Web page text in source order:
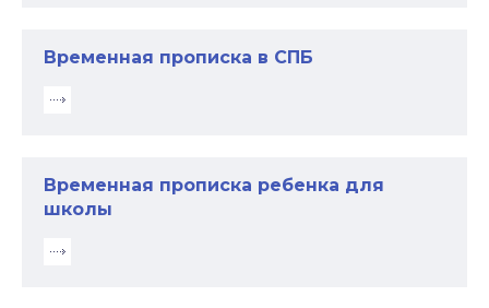
Временная прописка в СПБ
Временная прописка ребенка для
школы